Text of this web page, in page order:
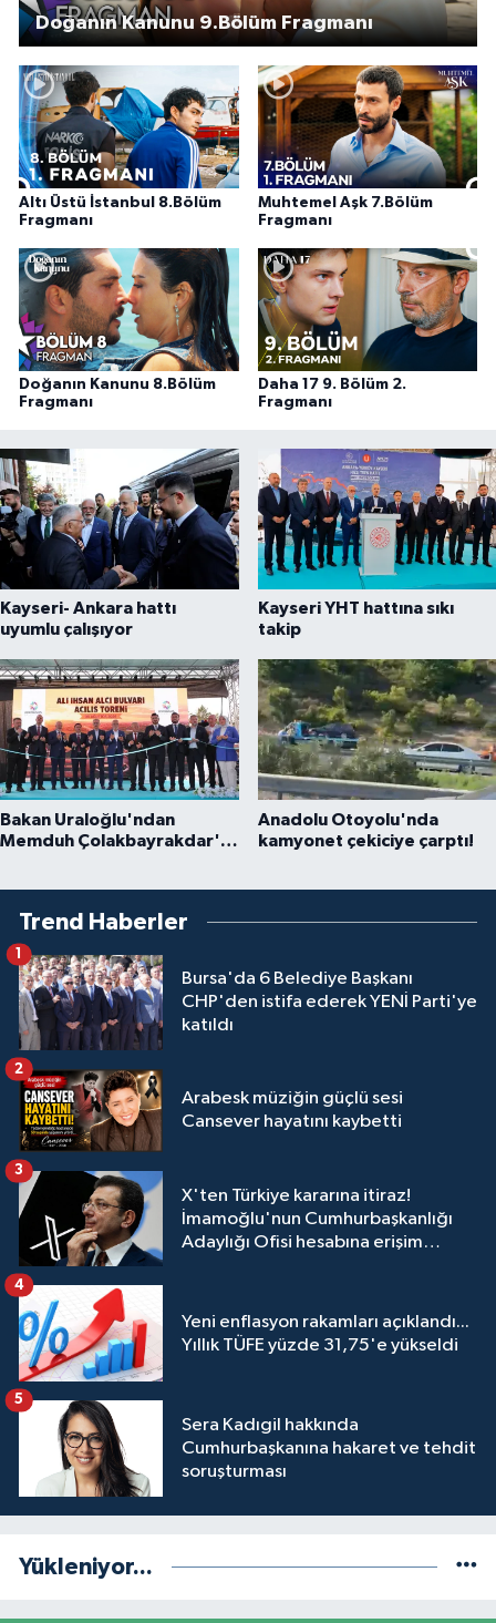
Doğanın Kanunu 9.Bölüm Fragmanı
Altı Üstü İstanbul 8.Bölüm
Fragmanı
Muhtemel Aşk 7.Bölüm
Fragmanı
Doğanın Kanunu 8.Bölüm
Fragmanı
Daha 17 9. Bölüm 2.
Fragmanı
Kayseri- Ankara hattı
uyumlu çalışıyor
Kayseri YHT hattına sıkı
takip
Bakan Uraloğlu'ndan
Memduh Çolakbayrakdar'a
Anadolu Otoyolu'nda
kamyonet çekiciye çarptı!
Trend Haberler
Bursa'da 6 Belediye Başkanı
CHP'den istifa ederek YENİ Parti'ye
katıldı
1
Arabesk müziğin güçlü sesi
Cansever hayatını kaybetti
2
X'ten Türkiye kararına itiraz!
İmamoğlu'nun Cumhurbaşkanlığı
Adaylığı Ofisi hesabına erişim
3
Yeni enflasyon rakamları açıklandı...
Yıllık TÜFE yüzde 31,75'e yükseldi
4
Sera Kadıgil hakkında
Cumhurbaşkanına hakaret ve tehdit
soruşturması
5
Yükleniyor...